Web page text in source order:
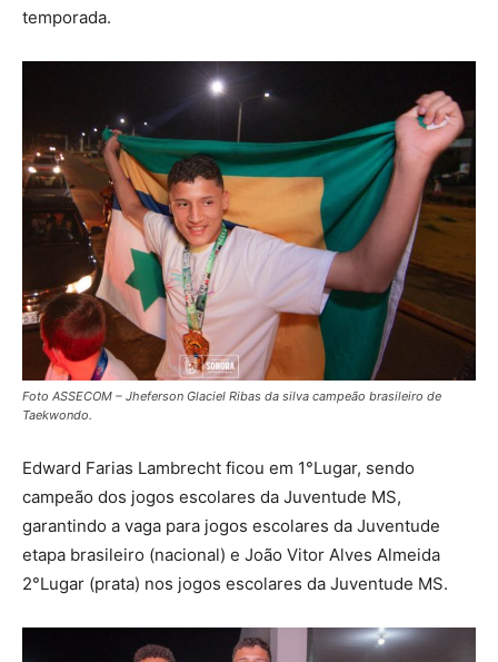
temporada.
Foto ASSECOM – Jheferson Glaciel Ribas da silva campeão brasileiro de
Taekwondo.
Edward Farias Lambrecht ficou em 1°Lugar, sendo
campeão dos jogos escolares da Juventude MS,
garantindo a vaga para jogos escolares da Juventude
etapa brasileiro (nacional) e João Vitor Alves Almeida
2°Lugar (prata) nos jogos escolares da Juventude MS.